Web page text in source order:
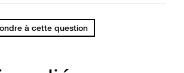
à cette question